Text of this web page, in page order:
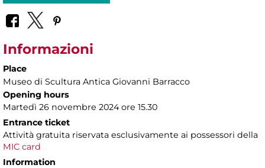
Informazioni
Place
Museo di Scultura Antica Giovanni Barracco
Opening hours
Martedì 26 novembre 2024 ore 15.30
Entrance ticket
Attività gratuita riservata esclusivamente ai possessori della
MIC card
Information